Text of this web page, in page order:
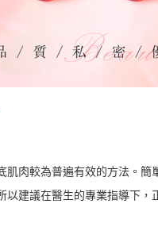
肉較為普遍有效的方法。簡
建議在醫生的專業指導下，